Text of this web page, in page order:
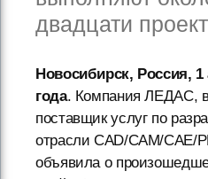
двадцати
Новосибирск, Россия, 1
года. Компания ЛЕДАС,
поставщик услуг по
отрасли CAD/CAM/CAE/
объявила о